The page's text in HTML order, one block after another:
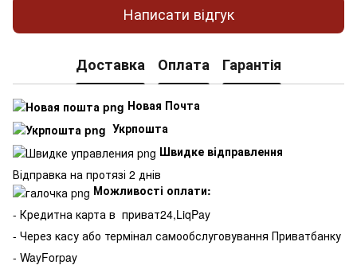
Написати відгук
Доставка Оплата Гарантія
Новая Почта
Укрпошта
Швидке відправлення
Відправка на протязі 2 днів
Можливості оплати:
- Кредитна карта в приват24,LiqPay
- Через касу або термінал самообслуговування Приватбанку
- WayForpay